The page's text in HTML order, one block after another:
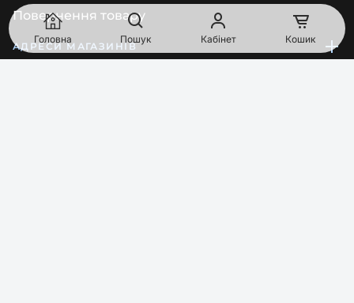
Головна Пошук Кабінет Кошик
Повернення товару
АДРЕСИ МАГАЗИНІВ